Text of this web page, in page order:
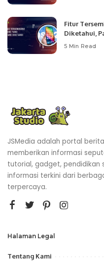
Fitur
Diketahui,
5 Min Read
JSMedia adalah portal
memberikan informasi
tutorial, gadget, pendidikan
informasi terkini dari
terpercaya.
Halaman Legal
Tentang Kami